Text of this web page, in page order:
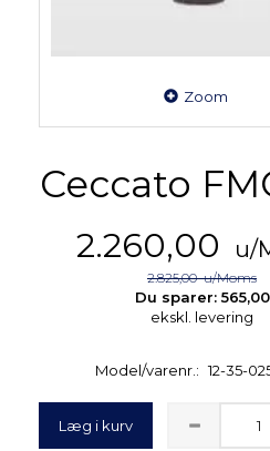
Zoom
Ceccato
2.260,00 u/
2.825,00u/Moms
Du sparer:565,00
ekskl. levering
Model/varenr.: 12-35-
Læg i kurv